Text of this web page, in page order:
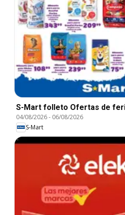
S-Mart folleto Ofertas de
04/08/2026- 06/08/2026
S-Mart